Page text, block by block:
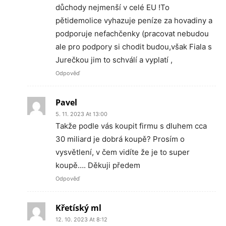
důchody nejmenší v celé EU !To
pětidemolice vyhazuje peníze za hovadiny a
podporuje nefachčenky (pracovat nebudou
ale pro podpory si chodit budou,však Fiala s
Jurečkou jim to schválí a vyplatí ,
Odpověď
Pavel
5. 11. 2023 At 13:00
Takže podle vás koupit firmu s dluhem cca
30 miliard je dobrá koupě? Prosím o
vysvětlení, v čem vidíte že je to super
koupě…. Děkuji předem
Odpověď
Křetíský ml
12. 10. 2023 At 8:12